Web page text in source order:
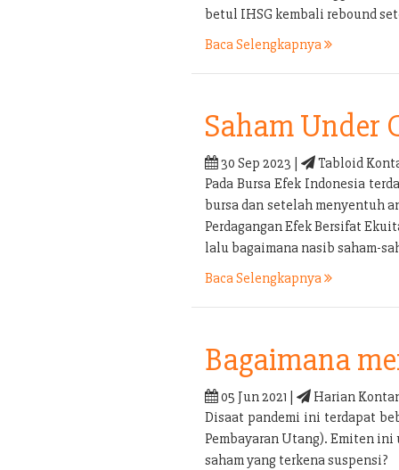
betul IHSG kembali rebound
Baca Selengkapnya
Saham Under
30 Sep 2023 |
Tabloid
Pada Bursa Efek Indonesia
bursa dan setelah menyentuh
Perdagangan Efek Bersifat
lalu bagaimana nasib saham-
Baca Selengkapnya
Bagaimana
05 Jun 2021 |
Harian
Disaat pandemi ini terdapat
Pembayaran Utang). Emiten ini
saham yang terkena suspensi?